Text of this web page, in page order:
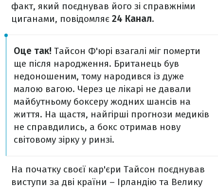
факт, який поєднував його зі справжніми
циганами, повідомляє 24 Канал.
Оце так! Тайсон Ф'юрі взагалі міг померти
ще після народження. Британець був
недоношеним, тому народився із дуже
малою вагою. Через це лікарі не давали
майбутньому боксеру жодних шансів на
життя. На щастя, найгірші прогнози медиків
не справдились, а бокс отримав нову
світовому зірку у ринзі.
На початку своєї кар'єри Тайсон поєднував
виступи за дві країни – Ірландію та Велику